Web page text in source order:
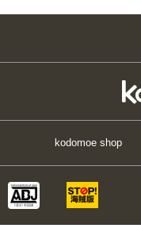
kodomoe shop